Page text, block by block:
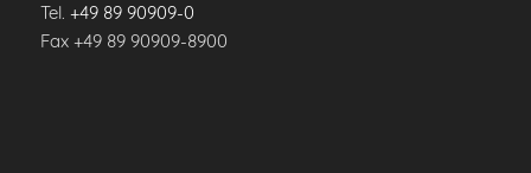
Tel. +49 89 90909-0
Fax +49 89 90909-8900